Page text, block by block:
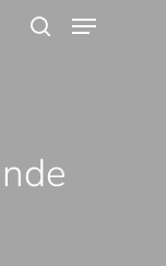
Menu